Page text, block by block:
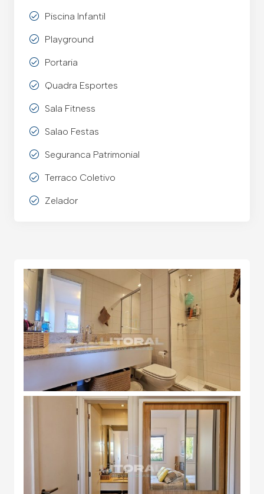
Piscina Infantil
Playground
Portaria
Quadra Esportes
Sala Fitness
Salao Festas
Seguranca Patrimonial
Terraco Coletivo
Zelador